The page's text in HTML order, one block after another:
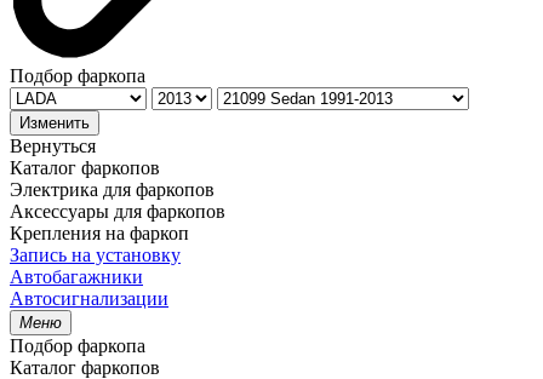
Подбор фаркопа
Изменить
Вернуться
Каталог фаркопов
Электрика для фаркопов
Аксессуары для фаркопов
Крепления на фаркоп
Запись на установку
Автобагажники
Автосигнализации
Меню
Подбор фаркопа
Каталог фаркопов